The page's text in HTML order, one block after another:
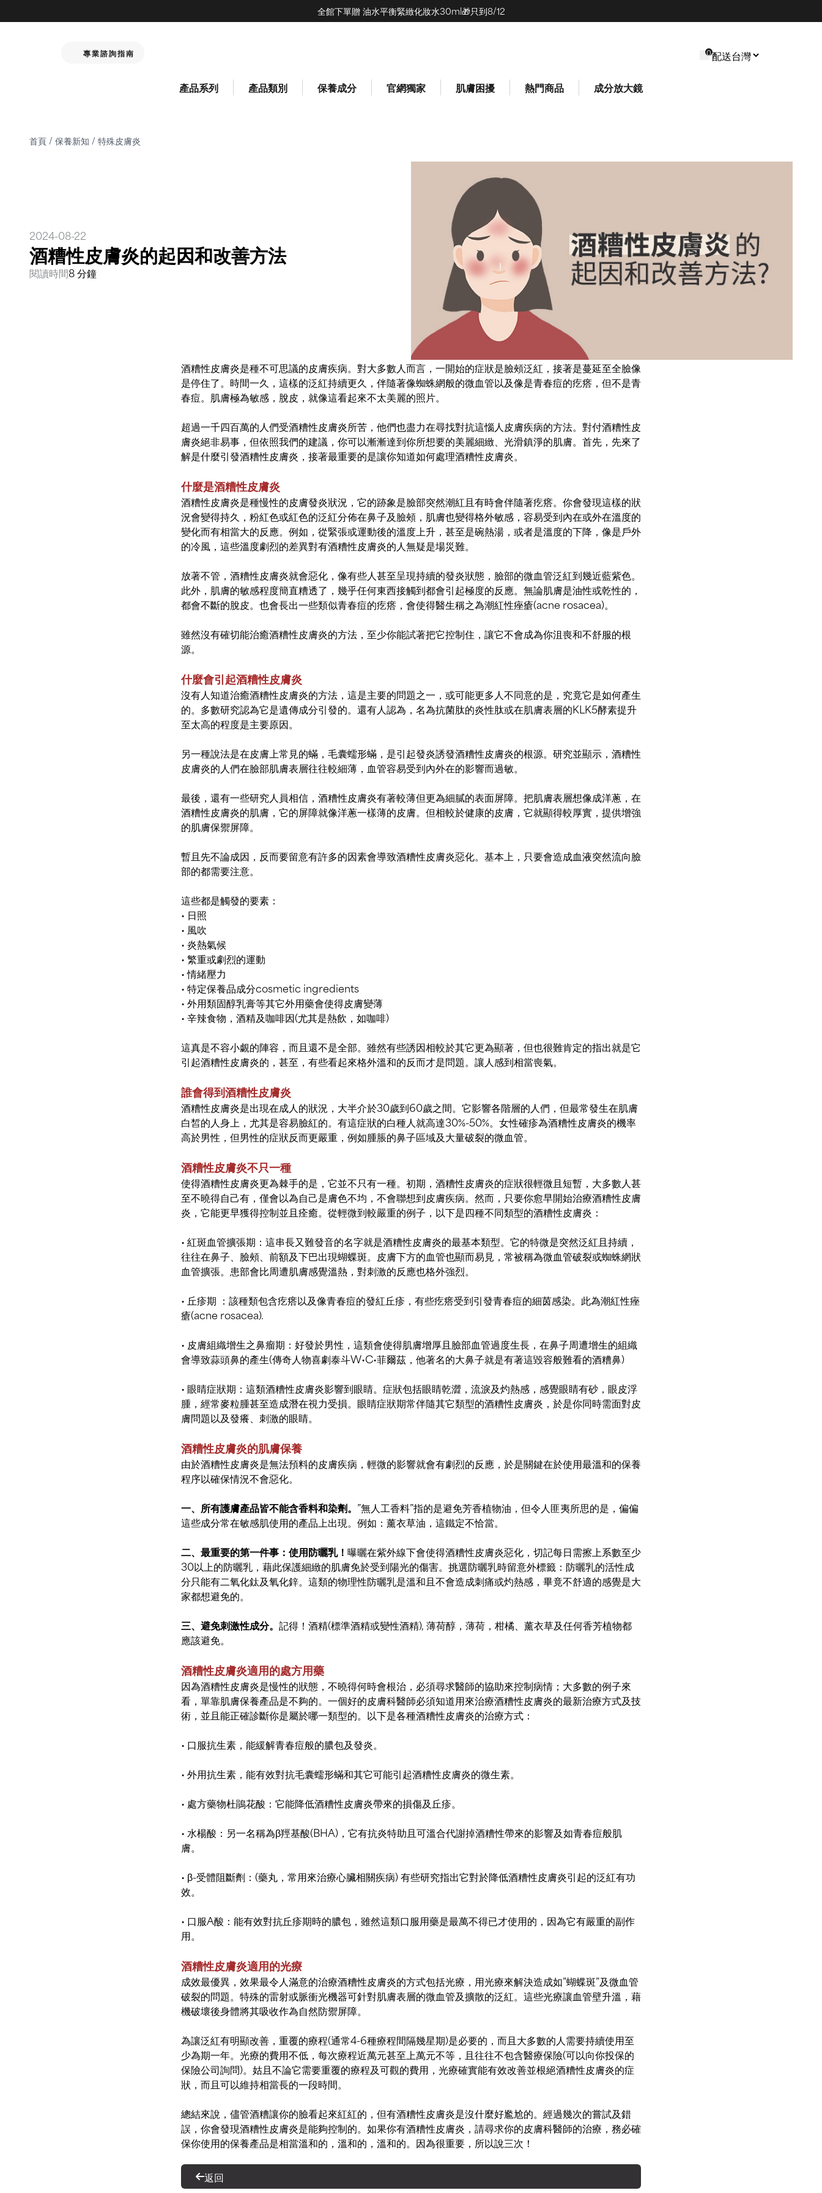
全館下單贈 油水平衡緊緻化妝水30ml🎁只到8/12
專業諮詢指南 0
產品系列 產品類別 保養成分 官網獨家 肌膚困擾 熱門商品 成分放大鏡
首頁 / 保養新知 / 特殊皮膚炎
2024-08-22
酒糟性皮膚炎的起因和改善方法
閱讀時間8 分鐘
酒糟性皮膚炎是種不可思議的皮膚疾病。對大多數人而言，一開始的症狀是臉頰泛紅，接著是蔓延至全臉像
是停住了。時間一久，這樣的泛紅持續更久，伴隨著像蜘蛛網般的微血管以及像是青春痘的疙瘩，但不是青
春痘。肌膚極為敏感，脫皮，就像這看起來不太美麗的照片。
超過一千四百萬的人們受酒糟性皮膚炎所苦，他們也盡力在尋找對抗這惱人皮膚疾病的方法。對付酒糟性皮
膚炎絕非易事，但依照我們的建議，你可以漸漸達到你所想要的美麗細緻、光滑鎮淨的肌膚。首先，先來了
解是什麼引發酒糟性皮膚炎，接著最重要的是讓你知道如何處理酒糟性皮膚炎。
什麼是酒糟性皮膚炎
酒糟性皮膚炎是種慢性的皮膚發炎狀況，它的跡象是臉部突然潮紅且有時會伴隨著疙瘩。你會發現這樣的狀
況會變得持久，粉紅色或紅色的泛紅分佈在鼻子及臉頰，肌膚也變得格外敏感，容易受到內在或外在溫度的
變化而有相當大的反應。例如，從緊張或運動後的溫度上升，甚至是碗熱湯，或者是溫度的下降，像是戶外
的冷風，這些溫度劇烈的差異對有酒糟性皮膚炎的人無疑是場災難。
放著不管，酒糟性皮膚炎就會惡化，像有些人甚至呈現持續的發炎狀態，臉部的微血管泛紅到幾近藍紫色。
此外，肌膚的敏感程度簡直糟透了，幾乎任何東西接觸到都會引起極度的反應。無論肌膚是油性或乾性的，
都會不斷的脫皮。也會長出一些類似青春痘的疙瘩，會使得醫生稱之為潮紅性痤瘡(acne rosacea)。
雖然沒有確切能治癒酒糟性皮膚炎的方法，至少你能試著把它控制住，讓它不會成為你沮喪和不舒服的根
源。
什麼會引起酒糟性皮膚炎
沒有人知道治癒酒糟性皮膚炎的方法，這是主要的問題之一，或可能更多人不同意的是，究竟它是如何產生
的。多數研究認為它是遺傳成分引發的。還有人認為，名為抗菌肽的炎性肽或在肌膚表層的KLK5酵素提升
至太高的程度是主要原因。
另一種說法是在皮膚上常見的蟎，毛囊蠕形蟎，是引起發炎誘發酒糟性皮膚炎的根源。研究並顯示，酒糟性
皮膚炎的人們在臉部肌膚表層往往較細薄，血管容易受到內外在的影響而過敏。
最後，還有一些研究人員相信，酒糟性皮膚炎有著較薄但更為細膩的表面屏障。把肌膚表層想像成洋蔥，在
酒糟性皮膚炎的肌膚，它的屏障就像洋蔥一樣薄的皮膚。但相較於健康的皮膚，它就顯得較厚實，提供增強
的肌膚保禦屏障。
暫且先不論成因，反而要留意有許多的因素會導致酒糟性皮膚炎惡化。基本上，只要會造成血液突然流向臉
部的都需要注意。
這些都是觸發的要素：
• 日照
• 風吹
•炎熱氣候
•繁重或劇烈的運動
•情緒壓力
•特定保養品成分cosmetic ingredients
•外用類固醇乳膏等其它外用藥會使得皮膚變薄
•辛辣食物，酒精及咖啡因(尤其是熱飲，如咖啡)
這真是不容小覷的陣容，而且還不是全部。雖然有些誘因相較於其它更為顯著，但也很難肯定的指出就是它
引起酒糟性皮膚炎的，甚至，有些看起來格外溫和的反而才是問題。讓人感到相當喪氣。
誰會得到酒糟性皮膚炎
酒糟性皮膚炎是出現在成人的狀況，大半介於30歲到60歲之間。它影響各階層的人們，但最常發生在肌膚
白皙的人身上，尤其是容易臉紅的。有這症狀的白種人就高達30%-50%。女性確疹為酒糟性皮膚炎的機率
高於男性，但男性的症狀反而更嚴重，例如腫脹的鼻子區域及大量破裂的微血管。
酒糟性皮膚炎不只一種
使得酒糟性皮膚炎更為棘手的是，它並不只有一種。初期，酒糟性皮膚炎的症狀很輕微且短暫，大多數人甚
至不曉得自己有，僅會以為自己是膚色不均，不會聯想到皮膚疾病。然而，只要你愈早開始治療酒糟性皮膚
炎，它能更早獲得控制並且痊癒。從輕微到較嚴重的例子，以下是四種不同類型的酒糟性皮膚炎：
•紅斑血管擴張期：這串長又難發音的名字就是酒糟性皮膚炎的最基本類型。它的特微是突然泛紅且持續，
往往在鼻子、臉頰、前額及下巴出現蝴蝶斑。皮膚下方的血管也顯而易見，常被稱為微血管破裂或蜘蛛網狀
血管擴張。患部會比周遭肌膚感覺溫熱，對刺激的反應也格外強烈。
• 丘疹期 ：該種類包含疙瘩以及像青春痘的發紅丘疹，有些疙瘩受到引發青春痘的細茵感染。此為潮紅性痤
瘡(acne rosacea).
• 皮膚組織增生之鼻瘤期：好發於男性，這類會使得肌膚增厚且臉部血管過度生長，在鼻子周遭增生的組織
會導致蒜頭鼻的產生(傳奇人物喜劇泰斗W•C•菲爾茲，他著名的大鼻子就是有著這毀容般難看的酒糟鼻)
• 眼睛症狀期：這類酒糟性皮膚炎影響到眼睛。症狀包括眼睛乾澀，流淚及灼熱感，感覺眼睛有砂，眼皮浮
腫，經常麥粒腫甚至造成潛在視力受損。眼睛症狀期常伴隨其它類型的酒糟性皮膚炎，於是你同時需面對皮
膚問題以及發癢、刺激的眼睛。
酒糟性皮膚炎的肌膚保養
由於酒糟性皮膚炎是無法預料的皮膚疾病，輕微的影響就會有劇烈的反應，於是關鍵在於使用最溫和的保養
程序以確保情況不會惡化。
一、所有護膚產品皆不能含香料和染劑。 ”無人工香料”指的是避免芳香植物油，但令人匪夷所思的是，偏偏
這些成分常在敏感肌使用的產品上出現。例如：薰衣草油，這鐵定不恰當。
二、最重要的第一件事：使用防曬乳！ 曝曬在紫外線下會使得酒糟性皮膚炎惡化，切記每日需擦上系數至少
30以上的防曬乳，藉此保護細緻的肌膚免於受到陽光的傷害。挑選防曬乳時留意外標籤：防曬乳的活性成
分只能有二氧化鈦及氧化鋅。這類的物理性防曬乳是溫和且不會造成刺痛或灼熱感，畢竟不舒適的感覺是大
家都想避免的。
三、避免刺激性成分。 記得！酒精(標準酒精或變性酒精), 薄荷醇，薄荷，柑橘、薰衣草及任何香芳植物都
應該避免。
酒糟性皮膚炎適用的處方用藥
因為酒糟性皮膚炎是慢性的狀態，不曉得何時會根治，必須尋求醫師的協助來控制病情；大多數的例子來
看，單靠肌膚保養產品是不夠的。一個好的皮膚科醫師必須知道用來治療酒糟性皮膚炎的最新治療方式及技
術，並且能正確診斷你是屬於哪一類型的。以下是各種酒糟性皮膚炎的治療方式：
• 口服抗生素，能緩解青春痘般的膿包及發炎。
•外用抗生素，能有效對抗毛囊蠕形蟎和其它可能引起酒糟性皮膚炎的微生素。
• 處方藥物杜鵑花酸：它能降低酒糟性皮膚炎帶來的損傷及丘疹。
• 水楊酸：另一名稱為β羥基酸(BHA)，它有抗炎特助且可溫合代謝掉酒糟性帶來的影響及如青春痘般肌
膚。
• β-受體阻斷劑：(藥丸，常用來治療心臟相關疾病) 有些研究指出它對於降低酒糟性皮膚炎引起的泛紅有功
效。
• 口服A酸：能有效對抗丘疹期時的膿包，雖然這類口服用藥是最萬不得已才使用的，因為它有嚴重的副作
用。
酒糟性皮膚炎適用的光療
成效最優異，效果最令人滿意的治療酒糟性皮膚炎的方式包括光療，用光療來解決造成如”蝴蝶斑”及微血管
破裂的問題。特殊的雷射或脈衝光機器可針對肌膚表層的微血管及擴散的泛紅。這些光療讓血管壁升溫，藉
機破壞後身體將其吸收作為自然防禦屏障。
為讓泛紅有明顯改善，重覆的療程(通常4-6種療程間隔幾星期)是必要的，而且大多數的人需要持續使用至
少為期一年。光療的費用不低，每次療程近萬元甚至上萬元不等，且往往不包含醫療保險(可以向你投保的
保險公司詢問)。姑且不論它需要重覆的療程及可觀的費用，光療確實能有效改善並根絕酒糟性皮膚炎的症
狀，而且可以維持相當長的一段時間。
總結來說，儘管酒糟讓你的臉看起來紅紅的，但有酒糟性皮膚炎是沒什麼好尷尬的。經過幾次的嘗試及錯
誤，你會發現酒糟性皮膚炎是能夠控制的。如果你有酒糟性皮膚炎，請尋求你的皮膚科醫師的治療，務必確
保你使用的保養產品是相當溫和的，溫和的，溫和的。因為很重要，所以說三次！
返回